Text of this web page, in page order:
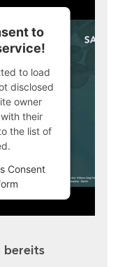
to
to load
disclosed
owner
their
the list of
Consent
bereits